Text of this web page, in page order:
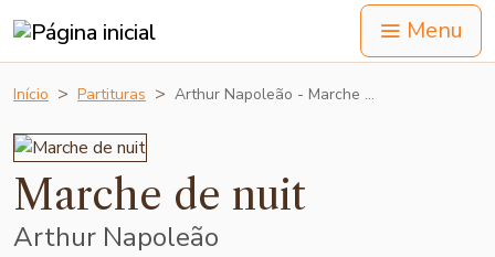
Menu
Início Partituras Arthur Napoleão - Marche …
Marche de nuit
Arthur Napoleão